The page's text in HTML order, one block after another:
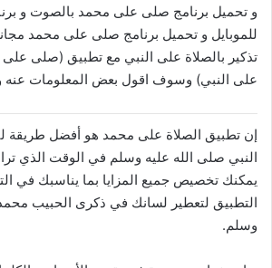
و تحميل برنامج صلى على محمد بالصوت و
للموبايل و تحميل برنامج صلى على محمد
تذكير بالصلاة على النبي مع تطبيق (صلى على
على النبي) وسوف اقول بعض المعلومات عنه
إن تطبيق الصلاة على محمد هو أفضل طريقة
النبي صلى الله عليه وسلم في الوقت الذي
يمكنك تخصيص جميع المزايا بما يناسبك في
التطبيق لتعطير لسانك في ذكرى الحبيب
وسلم.